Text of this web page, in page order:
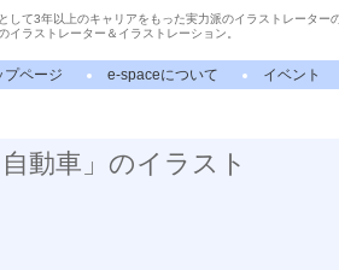
して3年以上のキャリアをもった実力派のイラストレーター
イラストレーター＆イラストレーション。
プページ e-spaceについて イベント
動車」のイラスト